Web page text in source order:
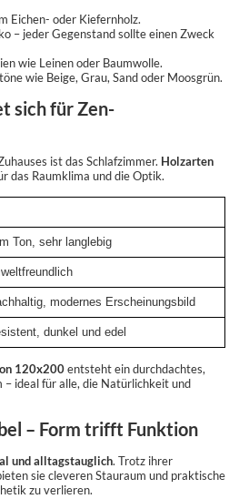
Eichen- oder Kiefernholz.
– jeder Gegenstand sollte einen Zweck
wie Leinen oder Baumwolle.
wie Beige, Grau, Sand oder Moosgrün.
sich für Zen-
ist das Schlafzimmer. Holzarten
das Raumklima und die Optik.
Ton, sehr langlebig
modernes Erscheinungsbild
dunkel und edel
120x200entsteht ein durchdachtes,
– ideal für alle, die Natürlichkeit und
– Form trifft Funktion
und alltagstauglich. Trotz ihrer
sie cleveren Stauraum und praktische
zu verlieren.